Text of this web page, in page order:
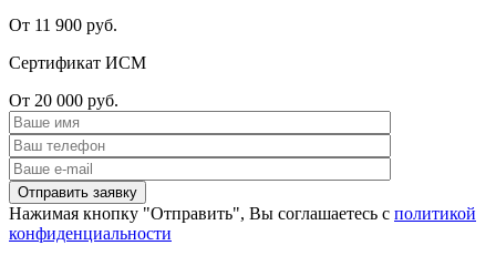
От 11 900 руб.
Сертификат ИСМ
От 20 000 руб.
Нажимая кнопку "Отправить", Вы соглашаетесь с политикой
конфиденциальности